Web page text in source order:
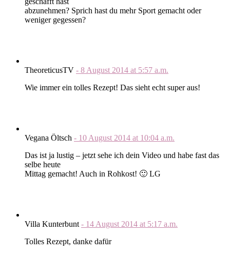
abzunehmen? Sprich hast du mehr Sport gemacht oder
weniger gegessen?
TheoreticusTV - 8 August 2014 at 5:57 a.m.
Wie immer ein tolles Rezept! Das sieht echt super aus!
Vegana Öltsch - 10 August 2014 at 10:04 a.m.
Das ist ja lustig – jetzt sehe ich dein Video und habe fast das
selbe heute
Mittag gemacht! Auch in Rohkost! 🙂 LG
Villa Kunterbunt - 14 August 2014 at 5:17 a.m.
Tolles Rezept, danke dafür